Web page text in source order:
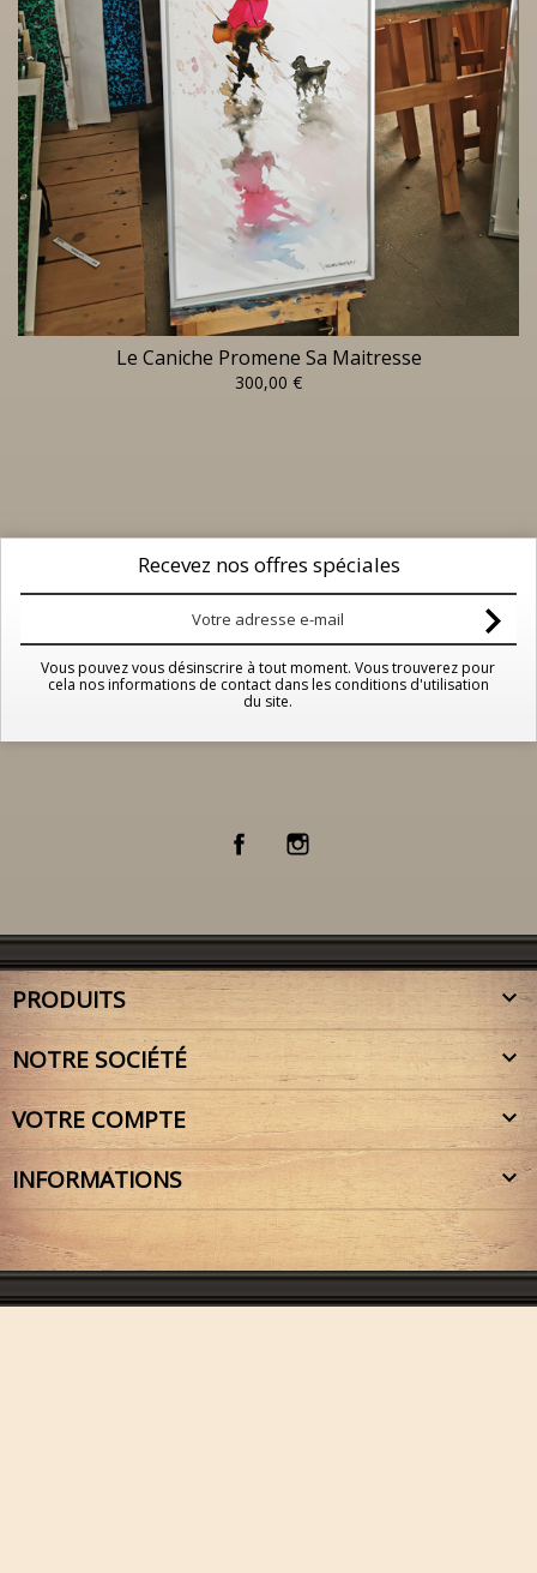
Le Caniche Promene Sa Maitresse
300,00 €
Recevez nos offres spéciales
Vous pouvez vous désinscrire à tout moment. Vous trouverez pour
cela nos informations de contact dans les conditions d'utilisation
du site.
FacebookInstagram
PRODUITS 
NOTRE SOCIÉTÉ 
VOTRE COMPTE 
INFORMATIONS keyboard_arrow_down